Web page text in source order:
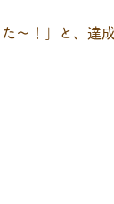
〜！」と、達